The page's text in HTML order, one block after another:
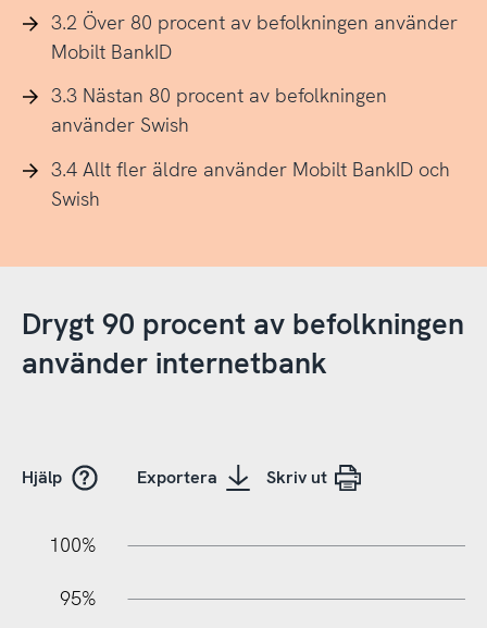
3.2 Över 80 procent av befolkningen använder
Mobilt BankID
3.3 Nästan 80 procent av befolkningen
använder Swish
3.4 Allt fler äldre använder Mobilt BankID och
Swish
Drygt 90 procent av befolkningen
använder internetbank
Hjälp Exportera Skriv ut
100%
95%